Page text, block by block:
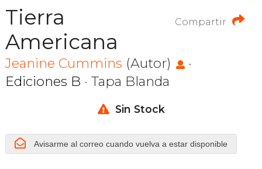
Compartir
Tierra
Americana
Jeanine Cummins (Autor)
·
Ediciones B · Tapa Blanda
Sin Stock
Avisarme al correo cuando vuelva a estar disponible